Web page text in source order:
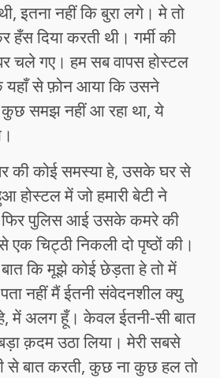
इतना नहीं कि बुरा लगे। मे तो
दिया करती थी। गर्मी की
चले गए। हम सब वापस होस्टल
से फ़ोन आया कि उसने
समझ नहीं आ रहा था, ये
की कोई समस्या हे, उसके घर से
होस्टल में जो हमारी बेटी ने
पुलिस आई उसके कमरे की
चिट्ठी निकली दो पृष्ठों की।
बात कि मूझे कोई छेड़ता हे तो में
नहीं मैं ईतनी संवेदनशील क्यु
में अलग हूँ। केवल ईतनी-सी बात
क़दम उठा लिया। मेरी सबसे
से बात करती, कुछ ना कुछ हल तो